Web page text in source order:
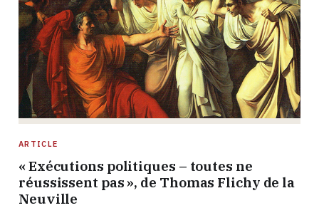
ARTICLE
« Exécutions politiques – toutes ne
réussissent pas », de Thomas Flichy de la
Neuville